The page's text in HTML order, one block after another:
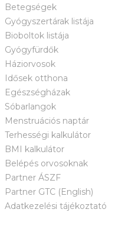
Betegségek
Gyógyszertárak listája
Bioboltok listája
Gyógyfürdők
Háziorvosok
Idősek otthona
Egészségházak
Sóbarlangok
Menstruációs naptár
Terhességi kalkulátor
BMI kalkulátor
Belépés orvosoknak
Partner ÁSZF
Partner GTC (English)
Adatkezelési tájékoztató